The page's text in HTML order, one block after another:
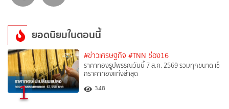
ยอดนิยมในตอนนี้
1
#ข่าวเศรษฐกิจ #TNN ช่อง16
ราคาทองรูปพรรณวันนี้ 7 ส.ค. 2569 รวมทุกขนาด เช็
กราคาทองแท่งล่าสุด
348